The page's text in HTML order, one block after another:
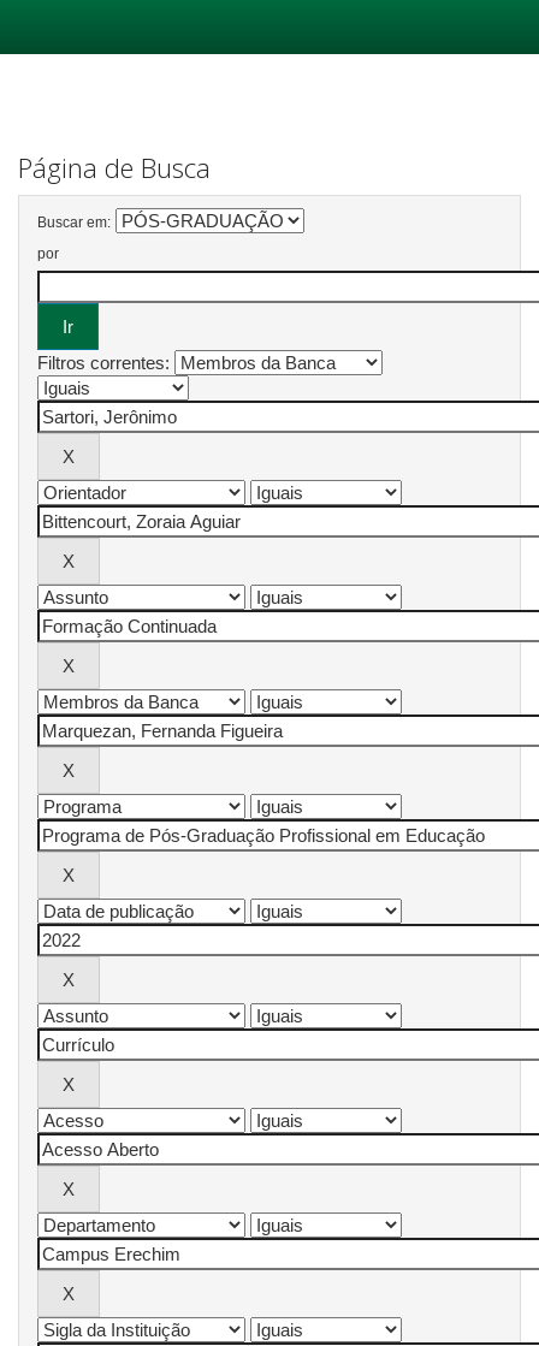
Página de Busca
Buscar em:
por
Filtros correntes: